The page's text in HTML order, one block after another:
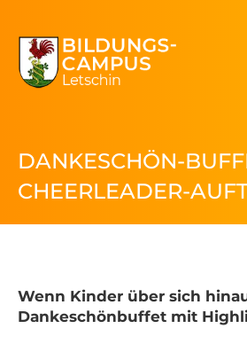
DANKESCHÖN-
CHEERLEADER-
Wenn Kinder über sich
Dankeschönbuffet mit